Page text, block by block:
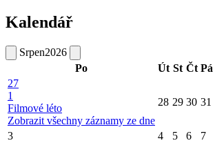
Kalendář
Srpen2026
Po
Út St Čt Pá
27
1
Filmové léto
Zobrazit všechny záznamy ze dne
28 29 30 31
3 4 5 6 7